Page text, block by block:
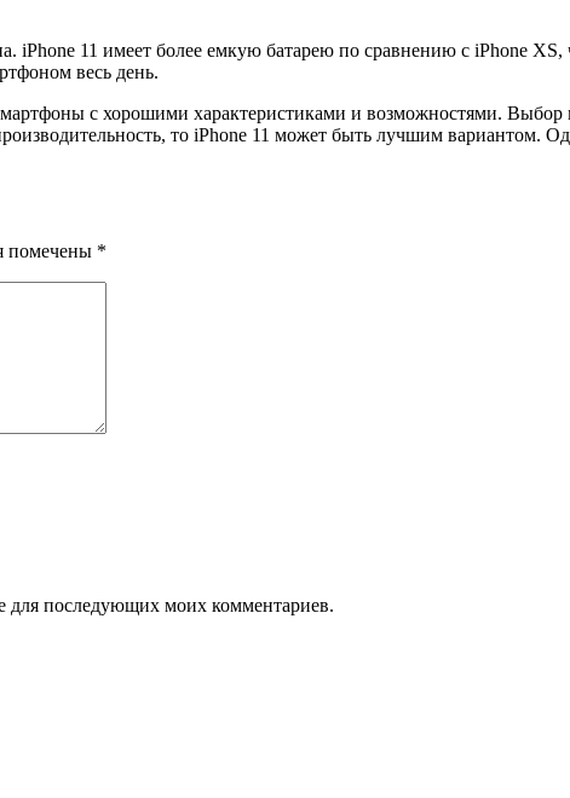
11 имеет более емкую батарею по сравнению с iPhone XS,
весь день.
с хорошими характеристиками и возможностями.
то iPhone 11 может быть лучшим вариантом.
помечены *
для последующих моих комментариев.